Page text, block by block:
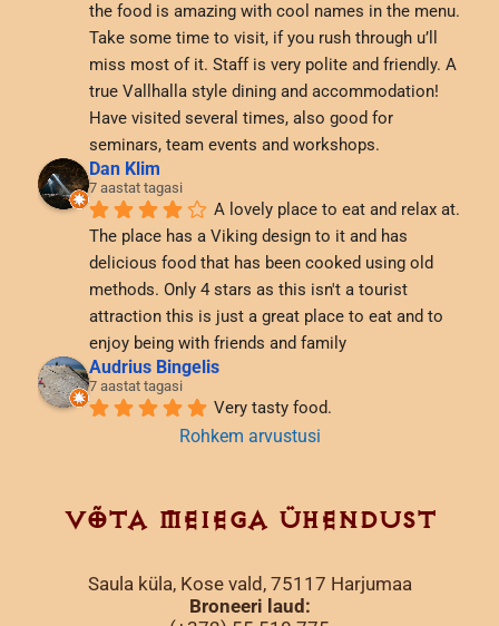
the food is amazing with cool names in the menu.
Take some time to visit, if you rush through u’ll
miss most of it. Staff is very polite and friendly. A
true Vallhalla style dining and accommodation!
Have visited several times, also good for
seminars, team events and workshops.
Dan Klim
7 aastat tagasi
A lovely place to eat and relax at.
The place has a Viking design to it and has
delicious food that has been cooked using old
methods. Only 4 stars as this isn't a tourist
attraction this is just a great place to eat and to
enjoy being with friends and family
Audrius Bingelis
7 aastat tagasi
Very tasty food.
Rohkem arvustusi
VÕTA MEIEGA ÜHENDUST
Saula küla, Kose vald, 75117 Harjumaa
Broneeri laud: